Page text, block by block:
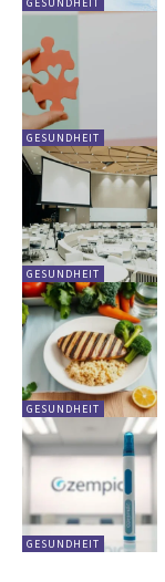
GESUNDHEIT
GESUNDHEIT
GESUNDHEIT
GESUNDHEIT